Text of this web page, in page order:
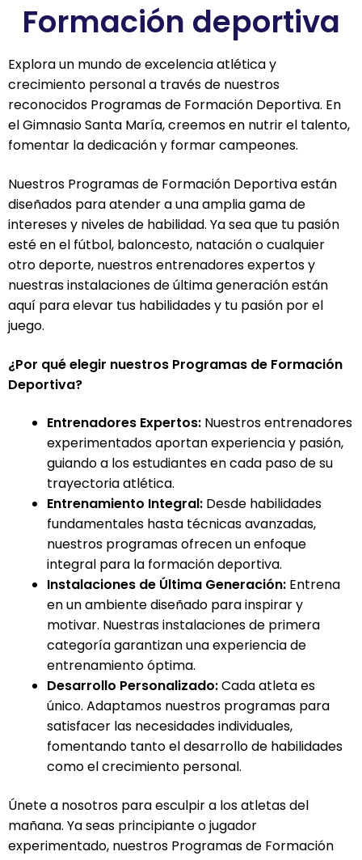
Formación deportiva
Explora un mundo de excelencia atlética y
crecimiento personal a través de nuestros
reconocidos Programas de Formación Deportiva. En
el Gimnasio Santa María, creemos en nutrir el talento,
fomentar la dedicación y formar campeones.
Nuestros Programas de Formación Deportiva están
diseñados para atender a una amplia gama de
intereses y niveles de habilidad. Ya sea que tu pasión
esté en el fútbol, baloncesto, natación o cualquier
otro deporte, nuestros entrenadores expertos y
nuestras instalaciones de última generación están
aquí para elevar tus habilidades y tu pasión por el
juego.
¿Por qué elegir nuestros Programas de Formación
Deportiva?
Entrenadores Expertos: Nuestros entrenadores
experimentados aportan experiencia y pasión,
guiando a los estudiantes en cada paso de su
trayectoria atlética.
Entrenamiento Integral: Desde habilidades
fundamentales hasta técnicas avanzadas,
nuestros programas ofrecen un enfoque
integral para la formación deportiva.
Instalaciones de Última Generación: Entrena
en un ambiente diseñado para inspirar y
motivar. Nuestras instalaciones de primera
categoría garantizan una experiencia de
entrenamiento óptima.
Desarrollo Personalizado:Cada atleta es
único. Adaptamos nuestros programas para
satisfacer las necesidades individuales,
fomentando tanto el desarrollo de habilidades
como el crecimiento personal.
Únete a nosotros para esculpir a los atletas del
mañana. Ya seas principiante o jugador
experimentado, nuestros Programas de Formación